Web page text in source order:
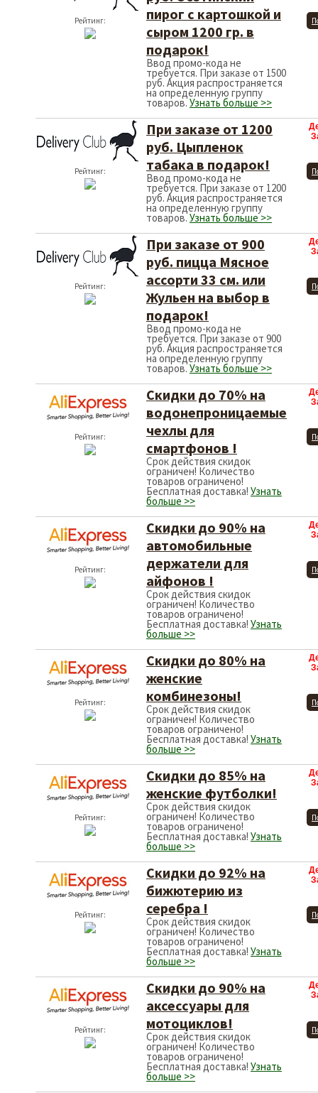
Рейтинг:
пирог с картошкой и
сыром 1200 гр. в
подарок!
Ввод промо-кода не
требуется. При заказе от 1500
руб. Акция распространяется
на определенную группу
товаров.Узнать больше >>
Рейтинг:
При заказе от 1200
руб. Цыпленок
табака в подарок!
Ввод промо-кода не
требуется. При заказе от 1200
руб. Акция распространяется
на определенную группу
товаров.Узнать больше >>
Рейтинг:
При заказе от 900
руб. пицца Мясное
ассорти 33 см. или
Жульен на выбор в
подарок!
Ввод промо-кода не
требуется. При заказе от 900
руб. Акция распространяется
на определенную группу
товаров.Узнать больше >>
Рейтинг:
Скидки до 70% на
водонепроницаемые
чехлы для
смартфонов !
Срок действия скидок
ограничен! Количество
товаров ограничено!
Бесплатная доставка! Узнать
больше >>
Рейтинг:
Скидки до 90% на
автомобильные
держатели для
айфонов !
Срок действия скидок
ограничен! Количество
товаров ограничено!
Бесплатная доставка! Узнать
больше >>
Рейтинг:
Скидки до 80% на
женские
комбинезоны!
Срок действия скидок
ограничен! Количество
товаров ограничено!
Бесплатная доставка! Узнать
больше >>
Рейтинг:
Скидки до 85% на
женские футболки!
Срок действия скидок
ограничен! Количество
товаров ограничено!
Бесплатная доставка! Узнать
больше >>
Рейтинг:
Скидки до 92% на
бижютерию из
серебра !
Срок действия скидок
ограничен! Количество
товаров ограничено!
Бесплатная доставка! Узнать
больше >>
Рейтинг:
Скидки до 90% на
аксессуары для
мотоциклов!
Срок действия скидок
ограничен! Количество
товаров ограничено!
Бесплатная доставка! Узнать
больше >>